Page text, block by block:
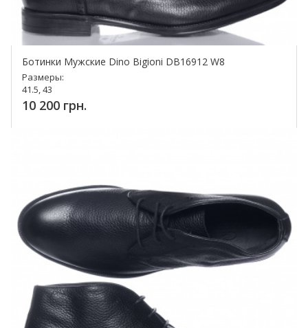
Ботинки Мужские Dino Bigioni DB16912 W8
Размеры:
41.5, 43
10 200 грн.